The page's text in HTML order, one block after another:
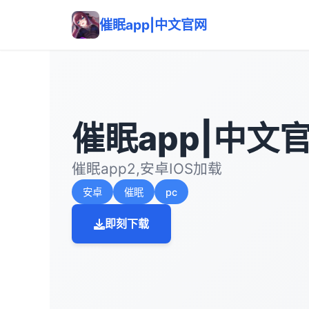
催眠app|中文官网
催眠app|中文
催眠app2,安卓IOS加载
安卓 催眠 pc
即刻下载